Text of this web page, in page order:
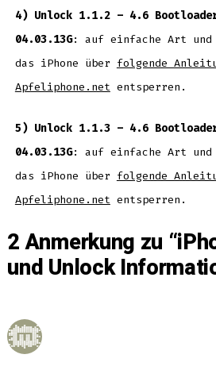
4) Unlock 1.1.2 – 4.6
04.03.13G: auf einfache Art und
das iPhone über folgende
Apfeliphone.net entsperren.
5) Unlock 1.1.3 – 4.6
04.03.13G: auf einfache Art und
das iPhone über folgende
Apfeliphone.net entsperren.
2 Anmerkung zu “
und Unlock